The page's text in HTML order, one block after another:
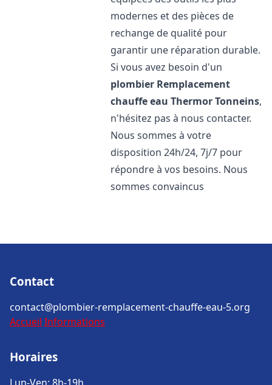
modernes et des pièces de
rechange de qualité pour
garantir une réparation durable.
Si vous avez besoin d'un
plombier Remplacement
chauffe eau ThermorTonneins,
n'hésitez pas à nous contacter.
Nous sommes à votre
disposition 24h/24, 7j/7 pour
répondre à vos besoins. Nous
sommes convaincus
Contact
contact@plombier-remplacement-chauffe-eau-5.org
Accueil Informations
Horaires